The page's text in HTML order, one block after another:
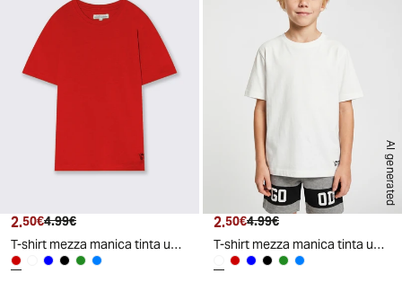
Prezzo attuale
2.50€ Prezzo originale
4.99€
T-shirt mezza manica tinta unita con stampa - Rosso
AI generated
Prezzo attuale
2.50€ Prezzo originale
4.99€
T-shirt mezza manica tinta unita con stampa - Bianco